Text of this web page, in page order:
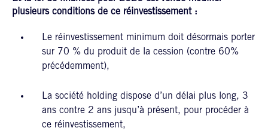
plusieurs conditions de ce réinvestissement :
Le réinvestissement minimum doit désormais porter
sur 70 % du produit de la cession (contre 60%
précédemment),
La société holding dispose d’un délai plus long, 3
ans contre 2 ans jusqu’à présent, pour procéder à
ce réinvestissement,